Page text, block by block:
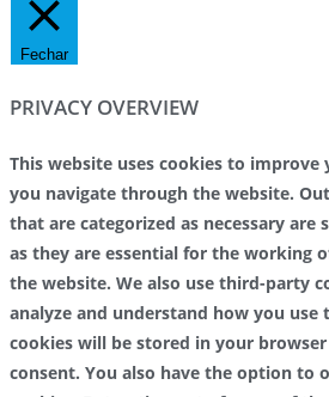
Fechar
PRIVACY OVERVIEW
This website uses cookies to improve
you navigate through the website.
that are categorized as necessary
as they are essential for the working
the website. We also use third-party
analyze and understand how you use
cookies will be stored in your
consent. You also have the option to